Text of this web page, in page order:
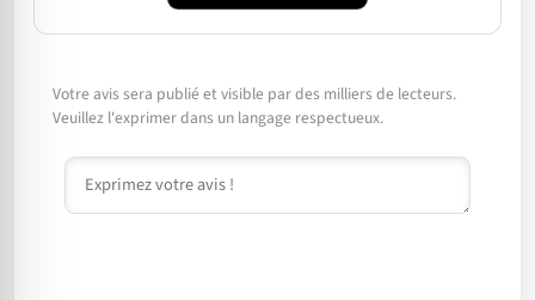
Votre avis sera publié et visible par des milliers de lecteurs.
Veuillez l'exprimer dans un langage respectueux.
Commentaire